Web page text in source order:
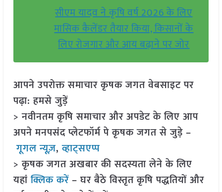
सीएम यादव ने कृषि वर्ष 2026 के लिए
मासिक कैलेंडर तैयार किया, किसानों के
लिए रोजगार और आय बढ़ाने पर जोर
आपने उपरोक्त समाचार कृषक जगत वेबसाइट पर
पढ़ा: हमसे जुड़ें
> नवीनतम कृषि समाचार और अपडेट के लिए आप
अपने मनपसंद प्लेटफॉर्म पे कृषक जगत से जुड़े –
गूगल न्यूज़,व्हाट्सएप्प
> कृषक जगत अखबार की सदस्यता लेने के लिए
यहांक्लिक करें– घर बैठे विस्तृत कृषि पद्धतियों और